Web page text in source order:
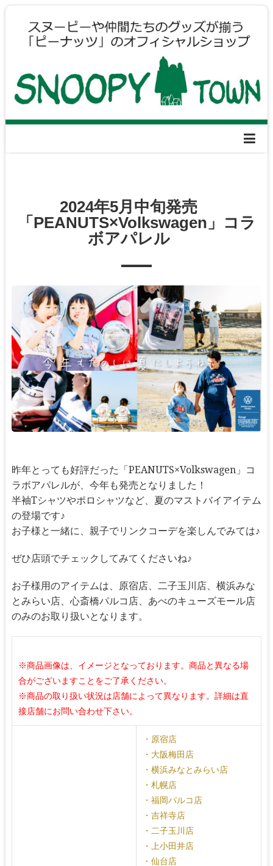
2024年5月中旬発売
「PEANUTS×Volkswagen」コラ
ボアパレル
昨年とっても好評だった「PEANUTS×Volkswagen」コ
ラボアパレルが、今年も発売となりました！
半袖Tシャツやポロシャツなど、夏のマストバイアイテム
の登場です♪
お子様と一緒に、親子でリンクコーデを楽しんでみては♪
ぜひ店頭でチェックしてみてくださいね♪
お子様用のアイテムは、原宿店、二子玉川店、横浜みな
とみらい店、心斎橋パルコ店、あべのキューズモール店
のみのお取り扱いとなります。
※商品画像は、イメージとなっております。商品と異なる場
合がございますことをご了承ください。
※商品の取り扱い状況は店舗によって異なります。詳細は直
接店舗にお問い合わせ下さい。
・原宿店
・大阪梅田店
・横浜みなとみらい店
・札幌店
・福岡パルコ店
・吉祥寺店
・二子玉川店
・上小田井店
・仙台店